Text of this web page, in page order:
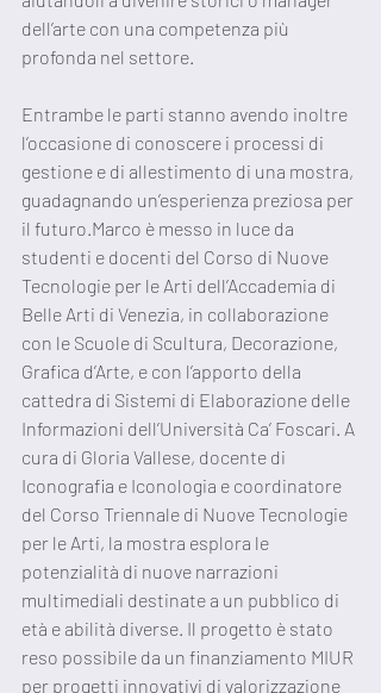
dell’arte con una competenza più
profonda nel settore.
Entrambe le parti stanno avendo inoltre
l’occasione di conoscere i processi di
gestione e di allestimento di una mostra,
guadagnando un’esperienza preziosa per
il futuro.Marco è messo in luce da
studenti e docenti del Corso di Nuove
Tecnologie per le Arti dell’Accademia di
Belle Arti di Venezia, in collaborazione
con le Scuole di Scultura, Decorazione,
Grafica d’Arte, e con l’apporto della
cattedra di Sistemi di Elaborazione delle
Informazioni dell’Università Ca’ Foscari. A
cura di Gloria Vallese, docente di
Iconografia e Iconologia e coordinatore
del Corso Triennale di Nuove Tecnologie
per le Arti, la mostra esplora le
potenzialità di nuove narrazioni
multimediali destinate a un pubblico di
età e abilità diverse. Il progetto è stato
reso possibile da un finanziamento MIUR
per progetti innovativi di valorizzazione